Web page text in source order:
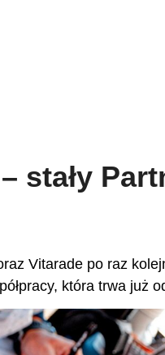
stały
Vitarade po raz
która trwa już